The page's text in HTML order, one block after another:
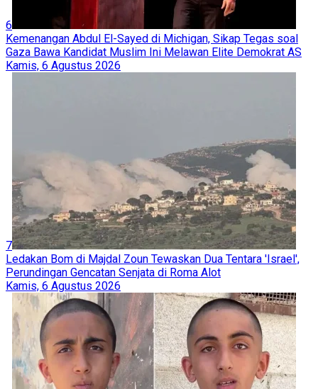
6
Kemenangan Abdul El-Sayed di Michigan, Sikap Tegas soal
Gaza Bawa Kandidat Muslim Ini Melawan Elite Demokrat AS
Kamis, 6 Agustus 2026
7
Ledakan Bom di Majdal Zoun Tewaskan Dua Tentara 'Israel',
Perundingan Gencatan Senjata di Roma Alot
Kamis, 6 Agustus 2026